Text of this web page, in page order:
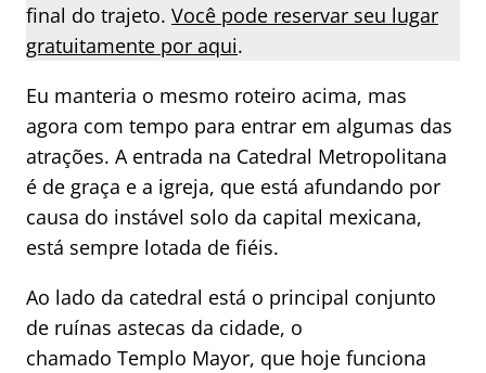
final do trajeto. Você pode reservar seu lugar
gratuitamente por aqui.
Eu manteria o mesmo roteiro acima, mas
agora com tempo para entrar em algumas das
atrações. A entrada na Catedral Metropolitana
é de graça e a igreja, que está afundando por
causa do instável solo da capital mexicana,
está sempre lotada de fiéis.
Ao lado da catedral está o principal conjunto
de ruínas astecas da cidade, o
chamado Templo Mayor, que hoje funciona